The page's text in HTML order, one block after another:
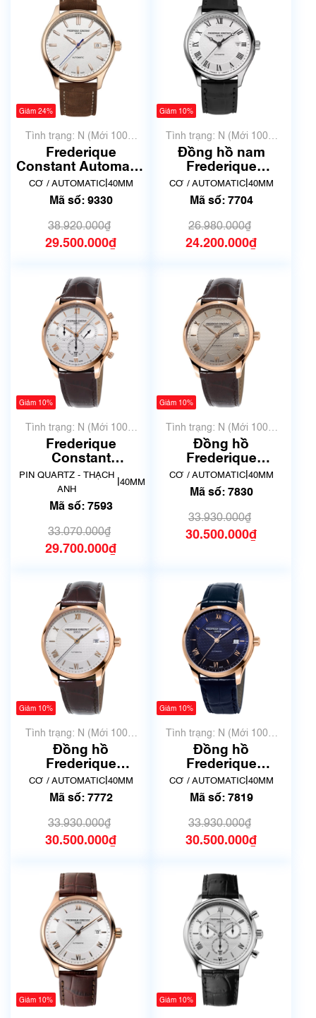
Giảm 24%
Tình trạng: N (Mới 100%
chưa qua sử dụng)
Frederique
Constant Automatic
Classics Index FC-
303NV5B4 | Mã số
CƠ / AUTOMATIC| 40MM
Mã số: 9330
38.920.000₫
29.500.000₫
Giảm 10%
Tình trạng: N (Mới 100%
chưa qua sử dụng)
Đồng hồ nam
Frederique
Constant FC-
303MC5B6 | Mã số
CƠ / AUTOMATIC| 40MM
Mã số: 7704
26.980.000₫
24.200.000₫
Giảm 10%
Tình trạng: N (Mới 100%
chưa qua sử dụng)
Frederique
Constant
Chronograph
Quartz FC-
292MV5B4 | Mã số
PIN QUARTZ - THẠCH
ANH
40MM
Mã số: 7593
33.070.000₫
29.700.000₫
Giảm 10%
Tình trạng: N (Mới 100%
chưa qua sử dụng)
Đồng hồ
Frederique
Constant FC-
303MLG5B4 | Mã số
CƠ / AUTOMATIC| 40MM
Mã số: 7830
33.930.000₫
30.500.000₫
Giảm 10%
Tình trạng: N (Mới 100%
chưa qua sử dụng)
Đồng hồ
Frederique
Constant FC-
303MV5B4 | Mã số
CƠ / AUTOMATIC| 40MM
Mã số: 7772
33.930.000₫
30.500.000₫
Giảm 10%
Tình trạng: N (Mới 100%
chưa qua sử dụng)
Đồng hồ
Frederique
Constant FC-
303MN5B4 | hàng
Mã số 7819
CƠ / AUTOMATIC| 40MM
Mã số: 7819
33.930.000₫
30.500.000₫
Giảm 10% Giảm 10%